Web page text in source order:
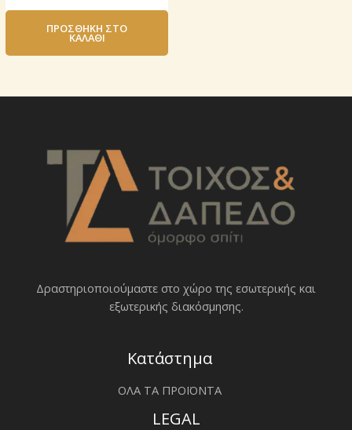
ΠΡΟΣΘΉΚΗ ΣΤΟ
ΚΑΛΆΘΙ
Δραστηριοποιoύμαστε στο χώρο της εσωτερικής και
εξωτερικής διακόσμησης.
Κατάστημα
ΟΛΑ ΤΑ ΠΡΟΪΟΝΤΑ
LEGAL